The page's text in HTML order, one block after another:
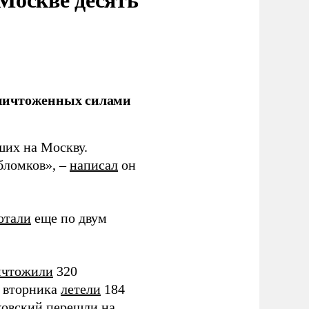
силами
на Москву.
–написал он
еще по двум
320
летели 184